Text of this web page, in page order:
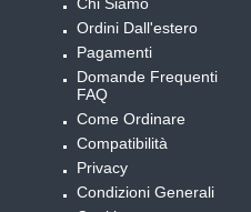
Ordini Dall'estero
Pagamenti
Domande Frequenti
FAQ
Come Ordinare
Compatibilità
Privacy
Condizioni Generali